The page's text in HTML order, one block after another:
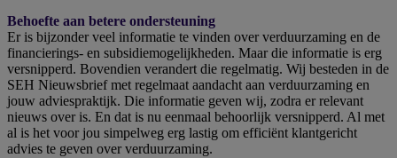
Behoefte aan betere ondersteuning
Er is bijzonder veel informatie te vinden over verduurzaming en de
financierings- en subsidiemogelijkheden. Maar die informatie is erg
versnipperd. Bovendien verandert die regelmatig. Wij besteden in de
SEH Nieuwsbrief met regelmaat aandacht aan verduurzaming en
jouw adviespraktijk. Die informatie geven wij, zodra er relevant
nieuws over is. En dat is nu eenmaal behoorlijk versnipperd. Al met
al is het voor jou simpelweg erg lastig om efficiënt klantgericht
advies te geven over verduurzaming.